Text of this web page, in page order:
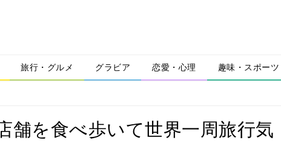
旅行・グルメ グラビア 恋愛・心理 趣味・スポーツ
舗を食べ歩いて世界一周旅行気